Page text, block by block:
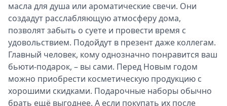
масла для душа или ароматические свечи. Они
создадут расслабляющую атмосферу дома,
позволят забыть о суете и провести время с
удовольствием. Подойдут в презент даже коллегам.
Главный человек, кому однозначно понравится ваш
бьюти-подарок, – вы сами. Перед Новым годом
можно приобрести косметическую продукцию с
хорошими скидками. Подарочные наборы обычно
брать ещё выгоднее. А если покупать их после